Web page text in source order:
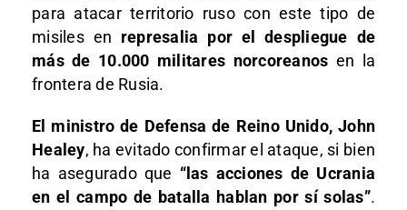
para atacar territorio ruso con este tipo de
misiles en represalia por el despliegue de
más de 10.000 militares norcoreanos en la
frontera de Rusia.
El ministro de Defensa de Reino Unido, John
Healey, ha evitado confirmar el ataque, si bien
ha asegurado que “las acciones de Ucrania
en el campo de batalla hablan por sí solas”.